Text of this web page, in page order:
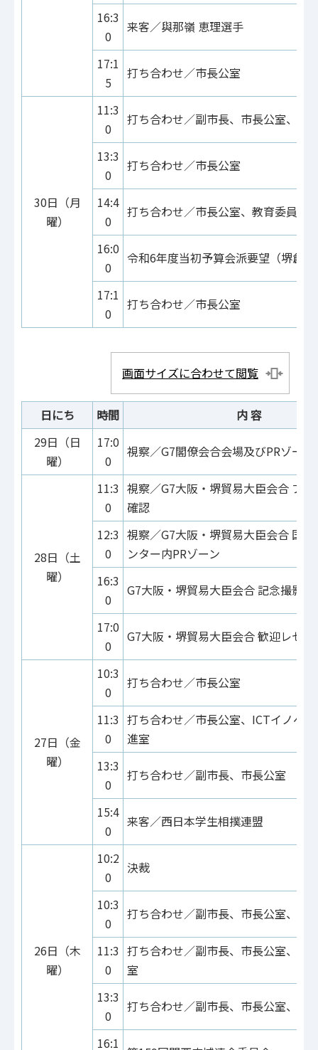
16:3
0
来客／與那嶺 恵理選手
17:1
5
打ち合わせ／市長公室
30日（月
曜）
11:3
0
打ち合わせ／副市長、市長公室、環
13:3
0
打ち合わせ／市長公室
14:4
0
打ち合わせ／市長公室、教育委員会
16:0
0
令和6年度当初予算会派要望（堺創
17:1
0
打ち合わせ／市長公室
画面サイズに合わせて閲覧
日にち 時間
内 容
29日（日
曜）
17:0
0
視察／G7閣僚会合会場及びPRゾーン
28日（土
曜）
11:3
0
視察／G7大阪・堺貿易大臣会合 プ
確認
12:3
0
視察／G7大阪・堺貿易大臣会合 国
ンター内PRゾーン
16:3
0
G7大阪・堺貿易大臣会合 記念撮影
17:0
0
G7大阪・堺貿易大臣会合 歓迎レセ
27日（金
曜）
10:3
0
打ち合わせ／市長公室
11:3
0
打ち合わせ／市長公室、ICTイノベ
進室
13:3
0
打ち合わせ／副市長、市長公室
15:4
0
来客／西日本学生相撲連盟
26日（木
曜）
10:2
0
決裁
10:3
0
打ち合わせ／副市長、市長公室、建
11:3
0
打ち合わせ／副市長、市長公室、財
室
13:3
0
打ち合わせ／副市長、市長公室、健
16:1